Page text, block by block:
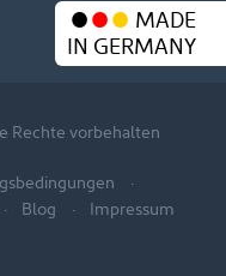
MADE
IN GERMANY
Rechte vorbehalten
Blog Impressum